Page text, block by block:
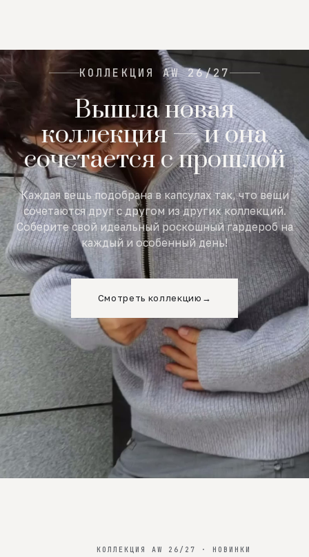
КОЛЛЕКЦИЯ AW 26/27
Вышла новая
коллекция — и она
сочетается с прошлой
Каждая вещь подобрана в капсулах так, что вещи
сочетаются друг с другом из других коллекций.
Соберите свой идеальный роскошный гардероб на
каждый и особенный день!
Смотреть коллекцию →
КОЛЛЕКЦИЯ AW 26/27 · НОВИНКИ